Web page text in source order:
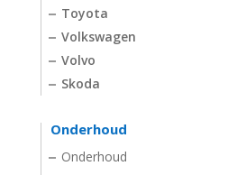
Toyota
Volkswagen
Volvo
Skoda
Onderhoud
Onderhoud